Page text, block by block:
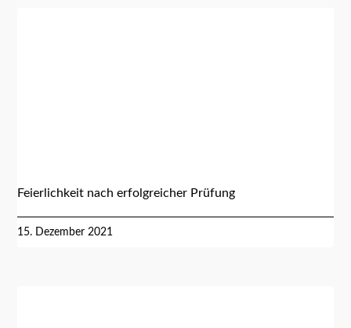
Feierlichkeit nach erfolgreicher Prüfung
15. Dezember 2021